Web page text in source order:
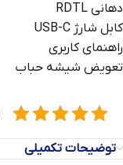
دهانی RDTL
کابل شارژ USB-C
راهنمای کاربری
تعویض شیشه حباب
توضیحات تکمیلی